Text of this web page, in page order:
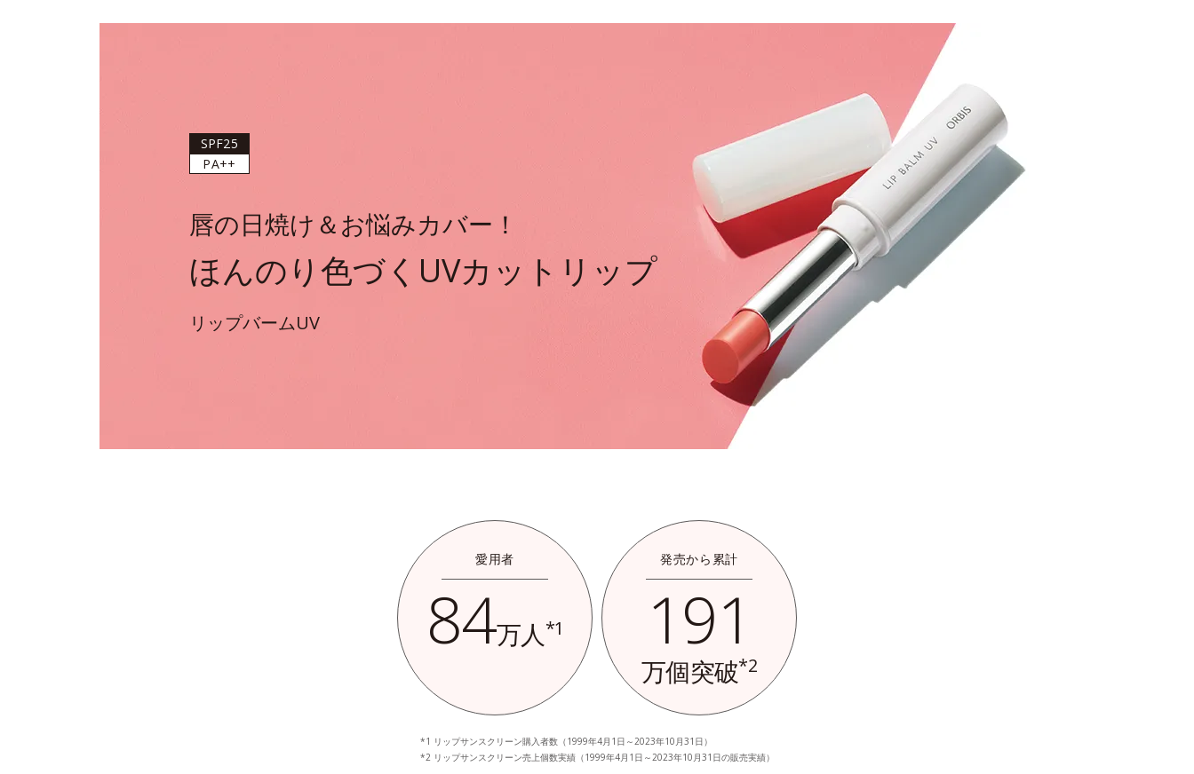
SPF25
PA++
唇の日焼け＆お悩みカバー！
ほんのり色づくUVカットリップ
リップバームUV
愛用者
84万人*1
発売から累計
191
万個突破*2
リップサンスクリーン購入者数（1999年4月1日～2023年10月31日）
リップサンスクリーン売上個数実績（1999年4月1日～2023年10月31日の販売実績）